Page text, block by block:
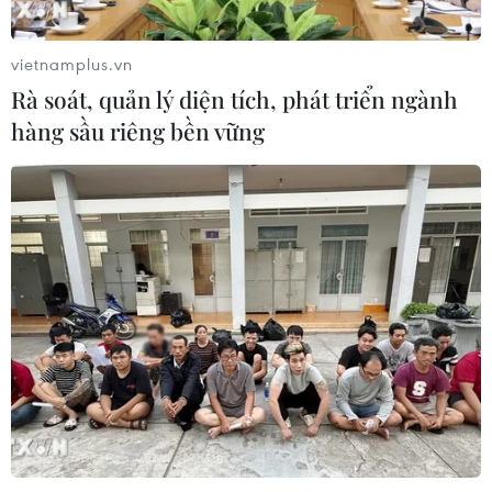
CƠ QUAN CHỦ QUẢN: THÔNG TẤN XÃ VIỆT NAM
Tổng Biên tập: TRẦN TIẾN DUẨN
Phó Tổng Biên tập: NGUYỄN THỊ TÁM, KHÚC THANH
THỦY
Sở hữu trí tuệ
Quy định sử dụng
RSS
Hỗ trợ
Ngôn ngữ
TTXVN
vietnamplus.vn
Rà soát, quản lý diện tích, phát triển ngành
hàng sầu riêng bền vững